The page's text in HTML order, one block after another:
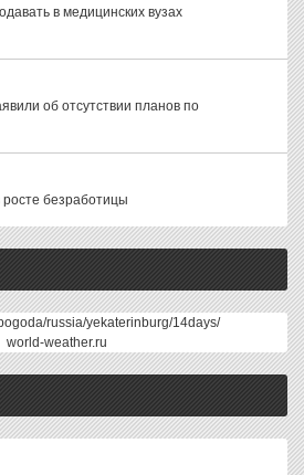
в медицинских вузах
об отсутствии планов по
безработицы
russia/yekaterinburg/14days/
world-weather.ru